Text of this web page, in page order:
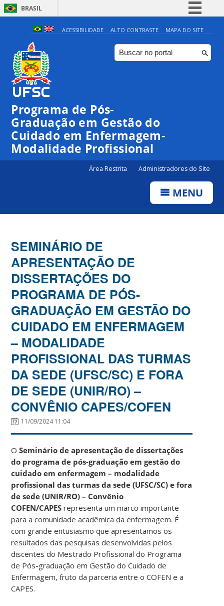
BRASIL
Simplifique!
Comunica BR
Participe
ACESSIBILIDADE ALTO CONTRASTE MAPA DO SITE
Programa de Pós-
Graduação em Gestão do
Cuidado em Enfermagem-
Modalidade Profissional
Área Restrita Administradores do Site
MENU
SEMINÁRIO DE
APRESENTAÇÃO DE
DISSERTAÇÕES DO
PROGRAMA DE PÓS-
GRADUAÇÃO EM GESTÃO DO
CUIDADO EM ENFERMAGEM
– MODALIDADE
PROFISSIONAL DAS TURMAS
DA SEDE (UFSC/SC) E FORA
DE SEDE (UNIR/RO) –
CONVÊNIO CAPES/COFEN
11/09/2024 11:04
OSeminário de apresentação de dissertações
do programa de pós-graduação em gestão do
cuidado em enfermagem – modalidade
profissional das turmas da sede (UFSC/SC) e fora
de sede (UNIR/RO) – Convênio
COFEN/CAPES representa um marco importante
para a comunidade acadêmica da enfermagem. É
com grande entusiasmo que apresentamos os
resultados das pesquisas desenvolvidas pelos
discentes do Mestrado Profissional do Programa
de Pós-graduação em Gestão do Cuidado de
Enfermagem, fruto da parceria entre o COFEN e a
CAPES.